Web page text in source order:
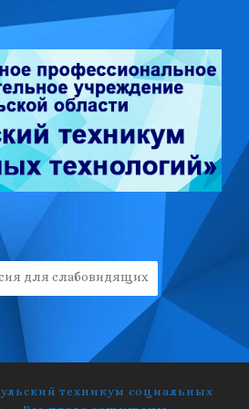
для слабовидящих
техникум социальных